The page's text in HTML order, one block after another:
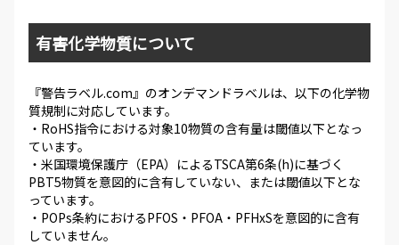
有害化学物質について
『警告ラベル.com』のオンデマンドラベルは、以下の化学物
質規制に対応しています。
・RoHS指令における対象10物質の含有量は閾値以下となっ
ています。
・米国環境保護庁（EPA）によるTSCA第6条(h)に基づく
PBT5物質を意図的に含有していない、または閾値以下とな
っています。
・POPs条約におけるPFOS・PFOA・PFHxSを意図的に含有
していません。